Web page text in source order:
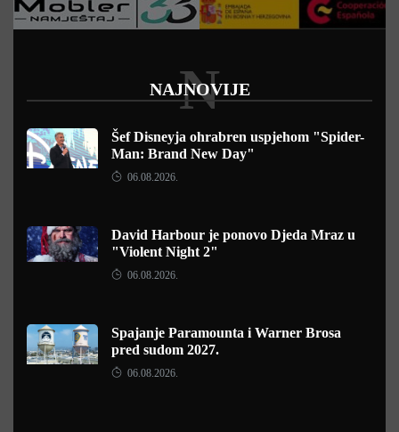
NAJNOVIJE
N
Šef Disneyja ohrabren uspjehom "Spider-
Man: Brand New Day"
06.08.2026.
David Harbour je ponovo Djeda Mraz u
"Violent Night 2"
06.08.2026.
Spajanje Paramounta i Warner Brosa
pred sudom 2027.
06.08.2026.